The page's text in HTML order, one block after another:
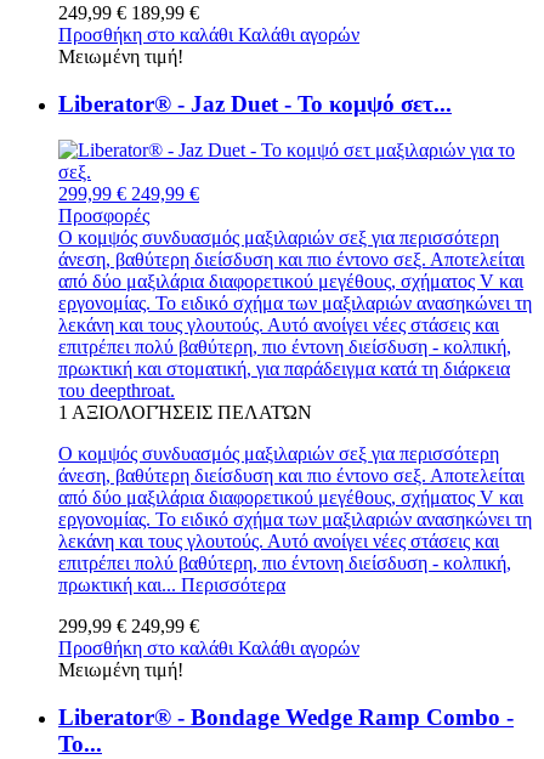
249,99 € 189,99 €
Προσθήκη στο καλάθι Καλάθι αγορών
Μειωμένη τιμή!
Liberator® - Jaz Duet - Το κομψό σετ...
299,99 € 249,99 €
Προσφορές
Ο κομψός συνδυασμός μαξιλαριών σεξ για περισσότερη
άνεση, βαθύτερη διείσδυση και πιο έντονο σεξ. Αποτελείται
από δύο μαξιλάρια διαφορετικού μεγέθους, σχήματος V και
εργονομίας. Το ειδικό σχήμα των μαξιλαριών ανασηκώνει τη
λεκάνη και τους γλουτούς. Αυτό ανοίγει νέες στάσεις και
επιτρέπει πολύ βαθύτερη, πιο έντονη διείσδυση - κολπική,
πρωκτική και στοματική, για παράδειγμα κατά τη διάρκεια
του deepthroat.
1 ΑΞΙΟΛΟΓΉΣΕΙΣ ΠΕΛΑΤΏΝ
Ο κομψός συνδυασμός μαξιλαριών σεξ για περισσότερη
άνεση, βαθύτερη διείσδυση και πιο έντονο σεξ. Αποτελείται
από δύο μαξιλάρια διαφορετικού μεγέθους, σχήματος V και
εργονομίας. Το ειδικό σχήμα των μαξιλαριών ανασηκώνει τη
λεκάνη και τους γλουτούς. Αυτό ανοίγει νέες στάσεις και
επιτρέπει πολύ βαθύτερη, πιο έντονη διείσδυση - κολπική,
πρωκτική και... Περισσότερα
299,99 € 249,99 €
Προσθήκη στο καλάθι Καλάθι αγορών
Μειωμένη τιμή!
Liberator® - Bondage Wedge Ramp Combo -
Το...